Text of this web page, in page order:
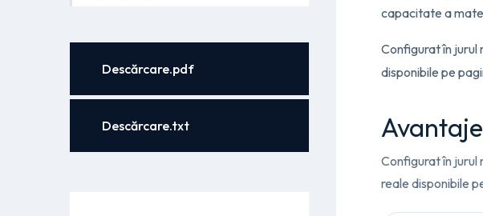
capacitate a
Configurat în jurul
disponibile pe
Configurat în jurul
reale disponibile
Descărcare.pdf
Descărcare.txt